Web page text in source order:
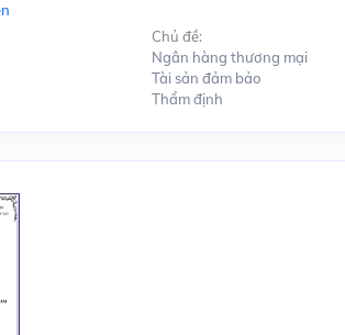
Chủ đề:
Ngân hàng thương mại
Tài sản đảm bảo
Thẩm định